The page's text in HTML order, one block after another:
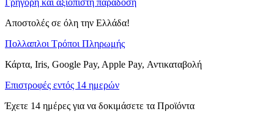
Γρήγορη και αξιόπιστη παράδοση
Αποστολές σε όλη την Ελλάδα!
Πολλαπλοι Τρόποι Πληρωμής
Κάρτα, Iris, Google Pay, Apple Pay, Αντικαταβολή
Επιστροφές εντός 14 ημερών
Έχετε 14 ημέρες για να δοκιμάσετε τα Προϊόντα